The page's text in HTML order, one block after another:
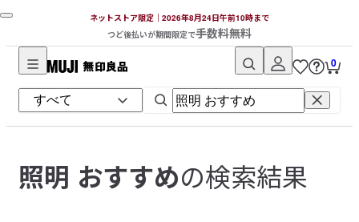
ネットストア限定｜2026年8月24日午前10時まで
つど後払いが期間限定で手数料無料
無
印
良
ネ
ッ
0
照明 おすすめの検索結果